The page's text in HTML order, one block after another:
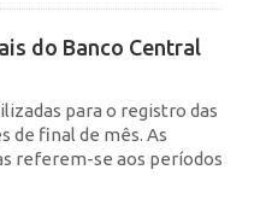
do Banco Central
para o registro das
de final de mês. As
referem-se aos períodos